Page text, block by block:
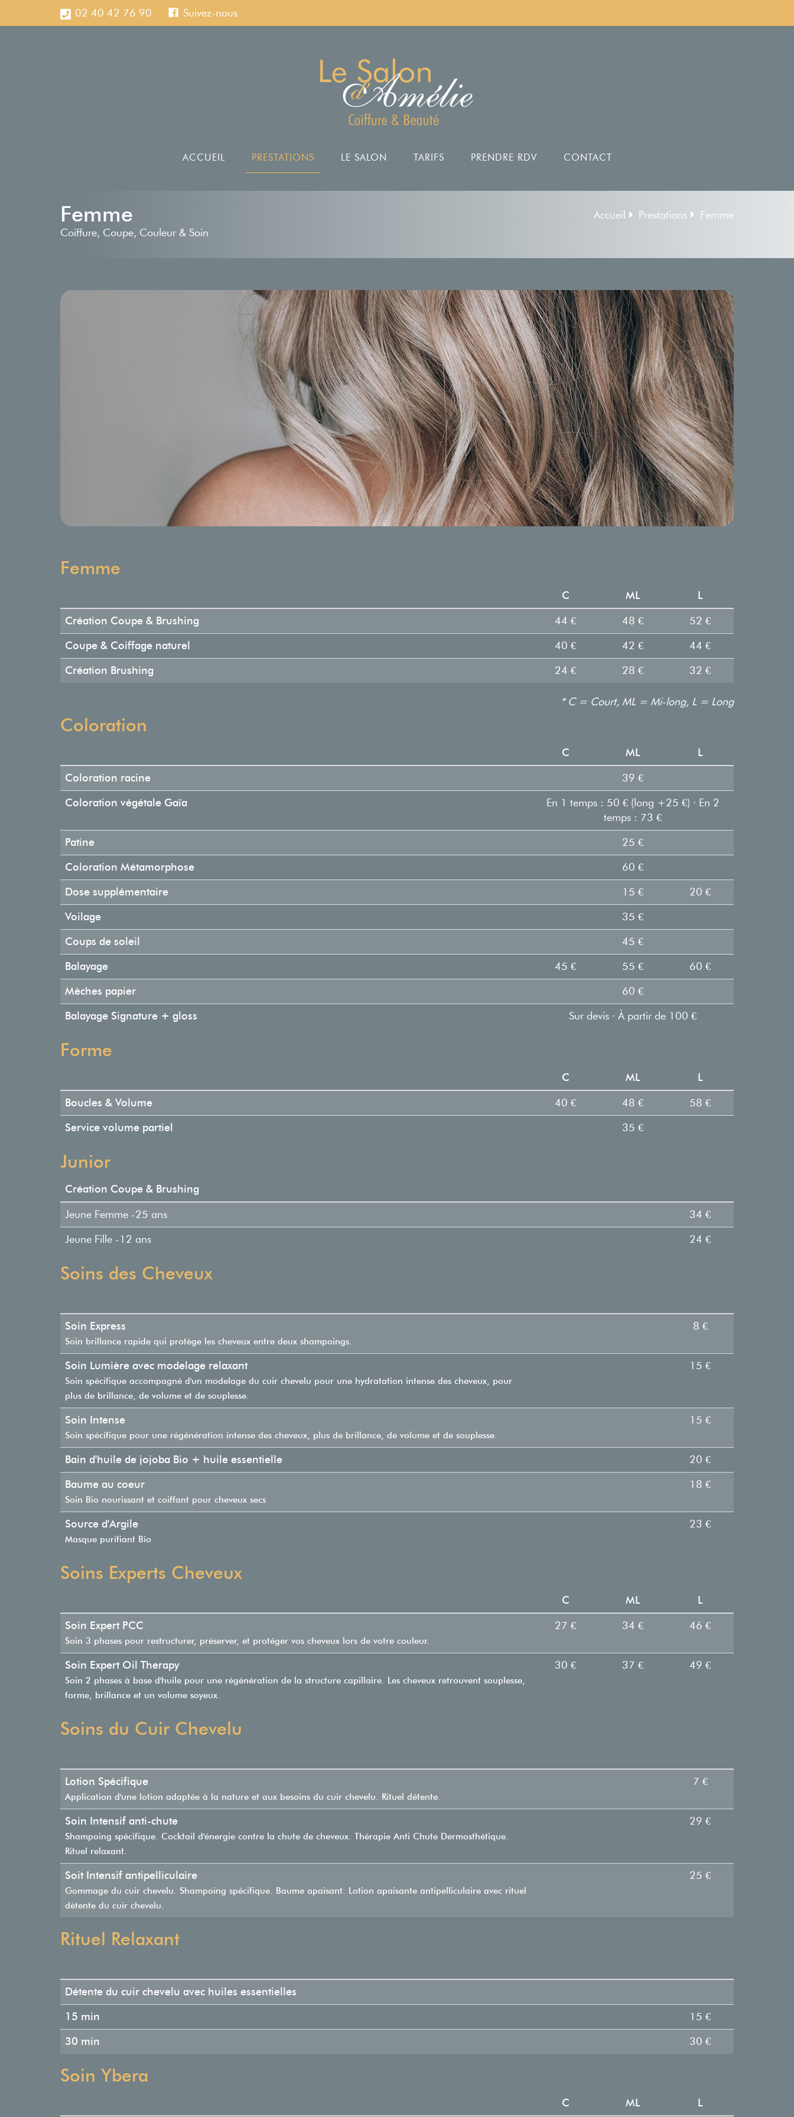
02 40 42 76 90 Suivez-nous
ACCUEIL PRESTATIONS LE SALON TARIFS PRENDRE RDV CONTACT
Femme
Coiffure, Coupe, Couleur & Soin
Accueil Prestations Femme
Femme
C ML
L
Création Coupe & Brushing
44 € 48 €
52 €
Coupe & Coiffage naturel
40 € 42 €
44 €
Création Brushing
24 € 28 € 32 €
* C = Court, ML = Mi-long, L = Long
Coloration
C ML
L
Coloration racine
39 €
Coloration végétale Gaïa
En 1 temps : 50 € (long +25 €) · En 2
temps : 73 €
Patine
25 €
Coloration Métamorphose
60 €
Dose supplémentaire
15 €
20 €
Voilage
35 €
Coups de soleil
45 €
Balayage
45 € 55 €
60 €
Mèches papier
60 €
Balayage Signature + gloss
Sur devis · À partir de 100 €
Forme
C ML
L
Boucles & Volume
40 € 48 €
58 €
Service volume partiel
35 €
Junior
Création Coupe & Brushing
Jeune Femme -25 ans
34 €
Jeune Fille -12 ans
24 €
Soins des Cheveux
Soin Express
Soin brillance rapide qui protège les cheveux entre deux shampoings.
8 €
Soin Lumière avec modelage relaxant
Soin spécifique accompagné d'un modelage du cuir chevelu pour une hydratation intense des cheveux, pour
plus de brillance, de volume et de souplesse.
15 €
Soin Intense
Soin spécifique pour une régénération intense des cheveux, plus de brillance, de volume et de souplesse.
15 €
Bain d'huile de jojoba Bio + huile essentielle
20 €
Baume au coeur
Soin Bio nourissant et coiffant pour cheveux secs
18 €
Source d'Argile
Masque purifiant Bio
23 €
Soins Experts Cheveux
C ML
L
Soin Expert PCC
Soin 3 phases pour restructurer, préserver, et protéger vos cheveux lors de votre couleur.
27 € 34 € 46 €
Soin Expert Oil Therapy
Soin 2 phases à base d'huile pour une régénération de la structure capillaire. Les cheveux retrouvent souplesse,
forme, brillance et un volume soyeux.
30 € 37 € 49 €
Soins du Cuir Chevelu
Lotion Spécifique
Application d'une lotion adaptée à la nature et aux besoins du cuir chevelu. Rituel détente.
7 €
Soin Intensif anti-chute
Shampoing spécifique. Cocktail d'énergie contre la chute de cheveux. Thérapie Anti Chute Dermosthétique.
Rituel relaxant.
29 €
Soit Intensif antipelliculaire
Gommage du cuir chevelu. Shampoing spécifique. Baume apaisant. Lotion apaisante antipelliculaire avec rituel
détente du cuir chevelu.
25 €
Rituel Relaxant
Détente du cuir chevelu avec huiles essentielles
15 min
15 €
30 min
30 €
Soin Ybera
C ML L